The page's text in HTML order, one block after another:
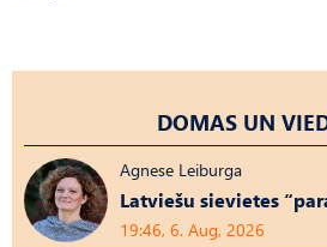
DOMAS UN
Agnese Leiburga
Latviešu sievietes
19:46, 6. Aug, 2026